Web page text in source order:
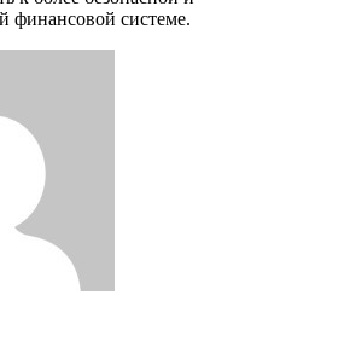
финансовой системе.